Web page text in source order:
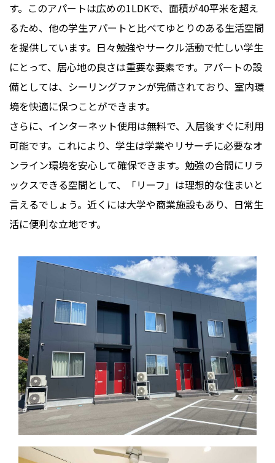
す。このアパートは広めの1LDKで、面積が40平米を超え
るため、他の学生アパートと比べてゆとりのある生活空間
を提供しています。日々勉強やサークル活動で忙しい学生
にとって、居心地の良さは重要な要素です。アパートの設
備としては、シーリングファンが完備されており、室内環
境を快適に保つことができます。
さらに、インターネット使用は無料で、入居後すぐに利用
可能です。これにより、学生は学業やリサーチに必要なオ
ンライン環境を安心して確保できます。勉強の合間にリラ
ックスできる空間として、「リーフ」は理想的な住まいと
言えるでしょう。近くには大学や商業施設もあり、日常生
活に便利な立地です。